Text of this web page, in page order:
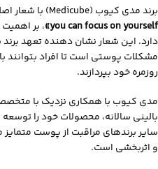
برند مدی‌ کیوب (Medicube) با شعار اصلی خود،
you can focus on yourself» ، بر
دارد. این شعار نشان‌ دهنده تعهد
مشکلات پوستی است تا افراد بتوانند
روزمره خود بپردازند.
بالینی سالانه، محصولات خود را
سایر برندهای مراقبت از پوست
و اثربخشی است.